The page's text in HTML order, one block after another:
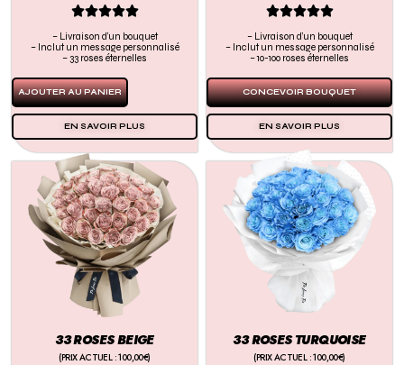

– Livraison d’un bouquet
– Inclut un message personnalisé
– 33 roses éternelles
AJOUTER AU PANIER
EN SAVOIR PLUS

– Livraison d’un bouquet
– Inclut un message personnalisé
– 10-100 roses éternelles
CONCEVOIR BOUQUET
EN SAVOIR PLUS
33 ROSES BEIGE
(PRIX ACTUEL : 100,00€)
33 ROSES TURQUOISE
(PRIX ACTUEL : 100,00€)